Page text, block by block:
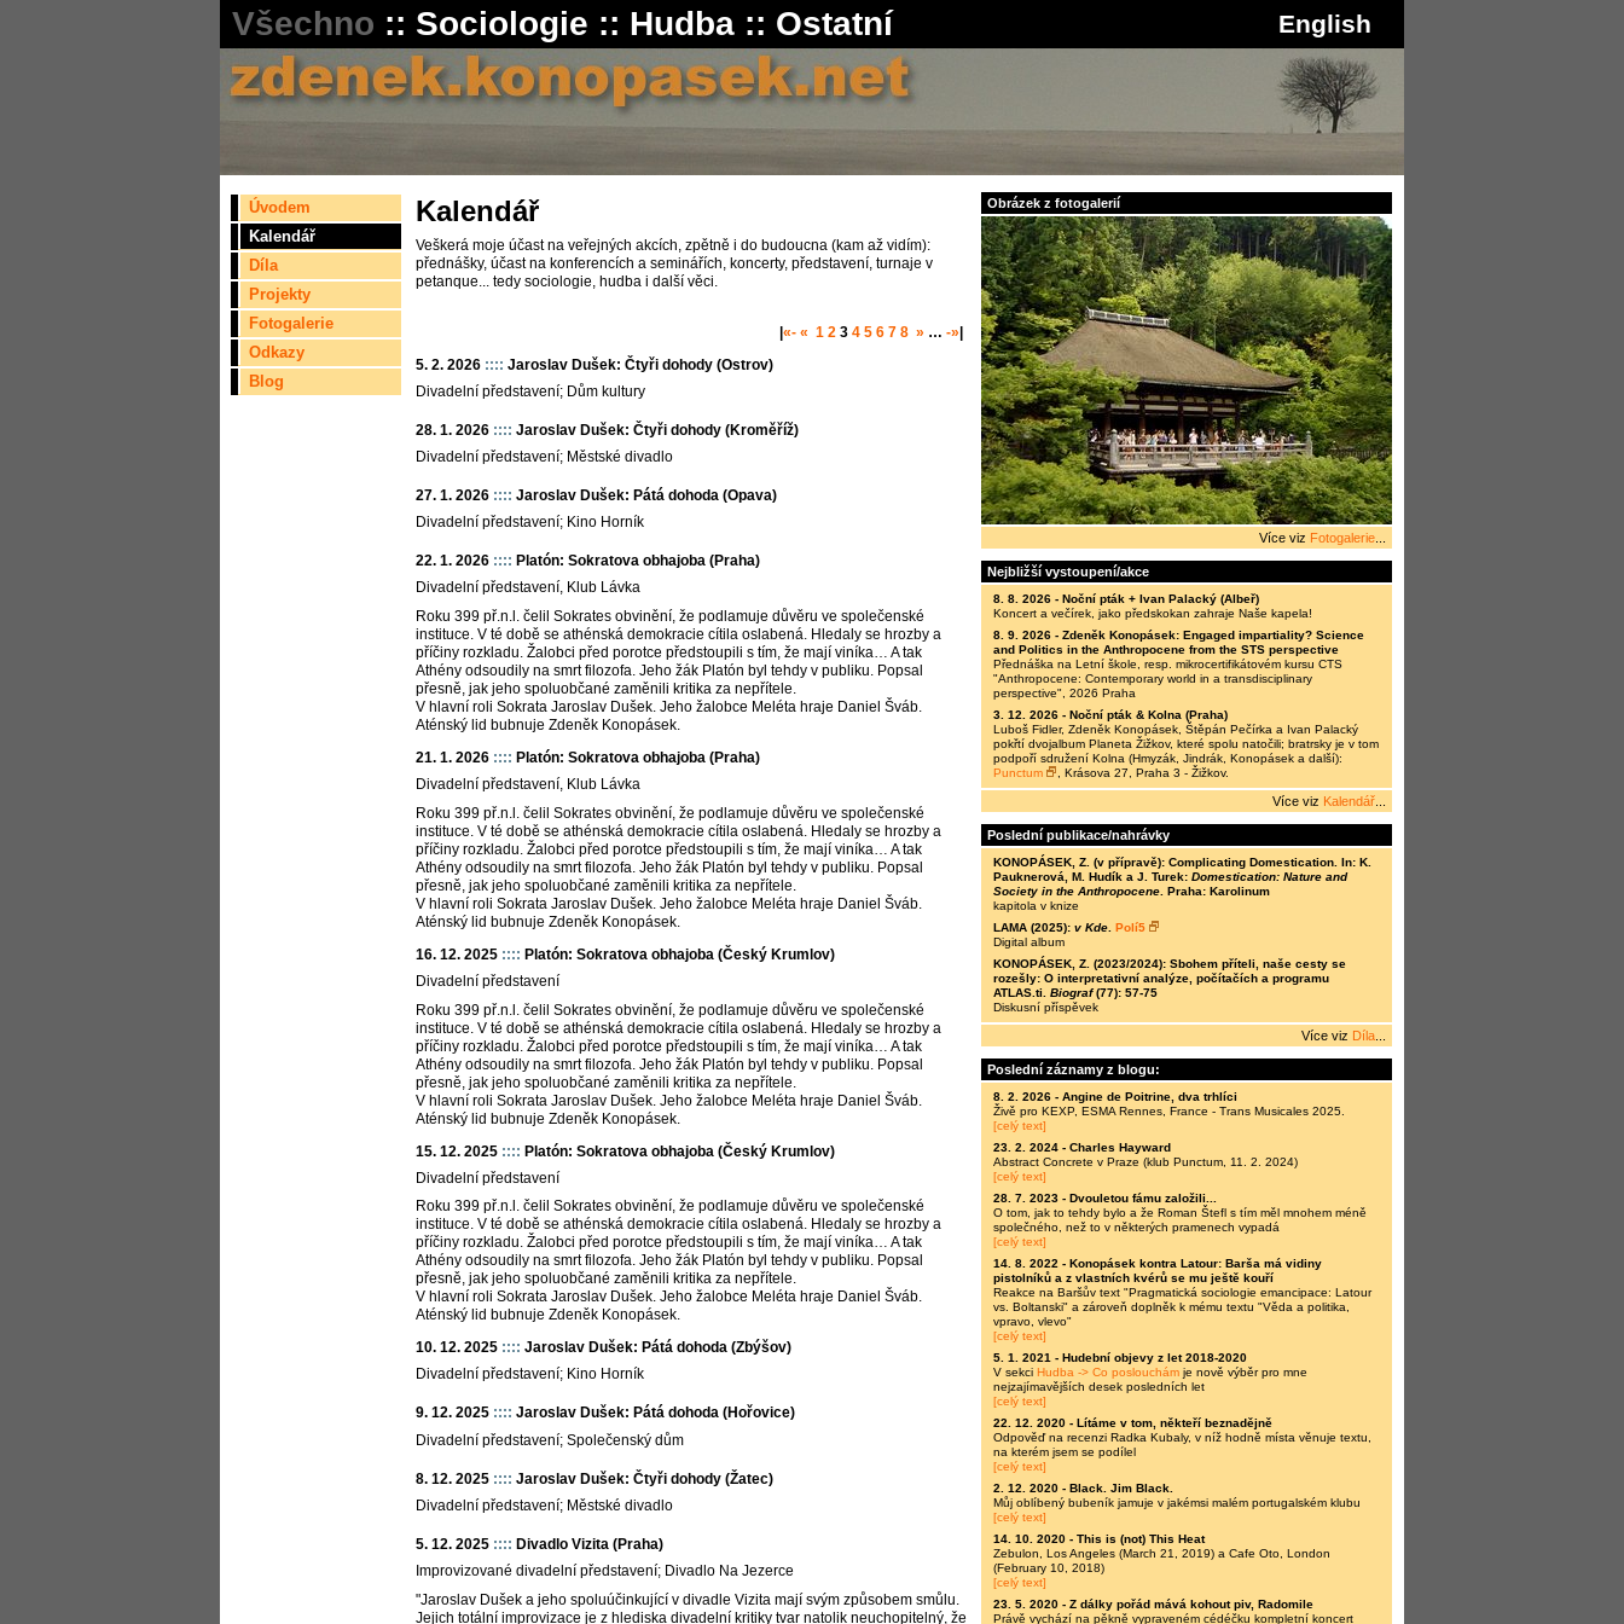
English
Všechno :: Sociologie :: Hudba :: Ostatní
Úvodem
Kalendář
Díla
Projekty
Fotogalerie
Odkazy
Blog
Kalendář
Veškerá moje účast na veřejných akcích, zpětně i do budoucna (kam až vidím):
přednášky, účast na konferencích a seminářích, koncerty, představení, turnaje v
petanque... tedy sociologie, hudba i další věci.
|«- « 1 2 3 4 5 6 7 8 » … -»|
5. 2. 2026 :::: Jaroslav Dušek: Čtyři dohody (Ostrov)
Divadelní představení; Dům kultury
28. 1. 2026 :::: Jaroslav Dušek: Čtyři dohody (Kroměříž)
Divadelní představení; Městské divadlo
27. 1. 2026 :::: Jaroslav Dušek: Pátá dohoda (Opava)
Divadelní představení; Kino Horník
22. 1. 2026 :::: Platón: Sokratova obhajoba (Praha)
Divadelní představení, Klub Lávka
Roku 399 př.n.l. čelil Sokrates obvinění, že podlamuje důvěru ve společenské
instituce. V té době se athénská demokracie cítila oslabená. Hledaly se hrozby a
příčiny rozkladu. Žalobci před porotce předstoupili s tím, že mají viníka… A tak
Athény odsoudily na smrt filozofa. Jeho žák Platón byl tehdy v publiku. Popsal
přesně, jak jeho spoluobčané zaměnili kritika za nepřítele.
V hlavní roli Sokrata Jaroslav Dušek. Jeho žalobce Meléta hraje Daniel Šváb.
Aténský lid bubnuje Zdeněk Konopásek.
21. 1. 2026 :::: Platón: Sokratova obhajoba (Praha)
Divadelní představení, Klub Lávka
Roku 399 př.n.l. čelil Sokrates obvinění, že podlamuje důvěru ve společenské
instituce. V té době se athénská demokracie cítila oslabená. Hledaly se hrozby a
příčiny rozkladu. Žalobci před porotce předstoupili s tím, že mají viníka… A tak
Athény odsoudily na smrt filozofa. Jeho žák Platón byl tehdy v publiku. Popsal
přesně, jak jeho spoluobčané zaměnili kritika za nepřítele.
V hlavní roli Sokrata Jaroslav Dušek. Jeho žalobce Meléta hraje Daniel Šváb.
Aténský lid bubnuje Zdeněk Konopásek.
16. 12. 2025 :::: Platón: Sokratova obhajoba (Český Krumlov)
Divadelní představení
Roku 399 př.n.l. čelil Sokrates obvinění, že podlamuje důvěru ve společenské
instituce. V té době se athénská demokracie cítila oslabená. Hledaly se hrozby a
příčiny rozkladu. Žalobci před porotce předstoupili s tím, že mají viníka… A tak
Athény odsoudily na smrt filozofa. Jeho žák Platón byl tehdy v publiku. Popsal
přesně, jak jeho spoluobčané zaměnili kritika za nepřítele.
V hlavní roli Sokrata Jaroslav Dušek. Jeho žalobce Meléta hraje Daniel Šváb.
Aténský lid bubnuje Zdeněk Konopásek.
15. 12. 2025 :::: Platón: Sokratova obhajoba (Český Krumlov)
Divadelní představení
Roku 399 př.n.l. čelil Sokrates obvinění, že podlamuje důvěru ve společenské
instituce. V té době se athénská demokracie cítila oslabená. Hledaly se hrozby a
příčiny rozkladu. Žalobci před porotce předstoupili s tím, že mají viníka… A tak
Athény odsoudily na smrt filozofa. Jeho žák Platón byl tehdy v publiku. Popsal
přesně, jak jeho spoluobčané zaměnili kritika za nepřítele.
V hlavní roli Sokrata Jaroslav Dušek. Jeho žalobce Meléta hraje Daniel Šváb.
Aténský lid bubnuje Zdeněk Konopásek.
10. 12. 2025 :::: Jaroslav Dušek: Pátá dohoda (Zbýšov)
Divadelní představení; Kino Horník
9. 12. 2025 :::: Jaroslav Dušek: Pátá dohoda (Hořovice)
Divadelní představení; Společenský dům
8. 12. 2025 :::: Jaroslav Dušek: Čtyři dohody (Žatec)
Divadelní představení; Městské divadlo
5. 12. 2025 :::: Divadlo Vizita (Praha)
Improvizované divadelní představení; Divadlo Na Jezerce
"Jaroslav Dušek a jeho spoluúčinkující v divadle Vizita mají svým způsobem smůlu.
Jejich totální improvizace je z hlediska divadelní kritiky tvar natolik neuchopitelný, že
Obrázek z fotogalerií
Více viz Fotogalerie
Nejbližší vystoupení/akce
8. 8. 2026 - Noční pták + Ivan Palacký (Albeř)
Koncert a večírek, jako předskokan zahraje Naše kapela!
8. 9. 2026 - Zdeněk Konopásek: Engaged impartiality? Science
and Politics in the Anthropocene from the STS perspective
Přednáška na Letní škole, resp. mikrocertifikátovém kursu CTS
"Anthropocene: Contemporary world in a transdisciplinary
perspective", 2026 Praha
3. 12. 2026 - Noční pták & Kolna (Praha)
Luboš Fidler, Zdeněk Konopásek, Štěpán Pečírka a Ivan Palacký
pokřtí dvojalbum Planeta Žižkov, které spolu natočili; bratrsky je v tom
podpoří sdružení Kolna (Hmyzák, Jindrák, Konopásek a další):
Punctum
, Krásova 27, Praha 3 - Žižkov.
Více viz Kalendář
Poslední publikace/nahrávky
KONOPÁSEK, Z. (v přípravě): Complicating Domestication. In: K.
Pauknerová, M. Hudík a J. Turek: Domestication: Nature and
Society in the Anthropocene . Praha: Karolinum
kapitola v knize
LAMA (2025): v Kde Polí5
Digital album
KONOPÁSEK, Z. (2023/2024): Sbohem příteli, naše cesty se
rozešly: O interpretativní analýze, počítačích a programu
ATLAS.ti. Biograf(77): 57-75
Diskusní příspěvek
Více viz Díla
Poslední záznamy z blogu:
8. 2. 2026 - Angine de Poitrine, dva trhlíci
Živě pro KEXP, ESMA Rennes, France - Trans Musicales 2025.
[celý text]
23. 2. 2024 - Charles Hayward
Abstract Concrete v Praze (klub Punctum, 11. 2. 2024)
[celý text]
28. 7. 2023 - Dvouletou fámu založili...
O tom, jak to tehdy bylo a že Roman Štefl s tím měl mnohem méně
společného, než to v některých pramenech vypadá
[celý text]
14. 8. 2022 - Konopásek kontra Latour: Barša má vidiny
pistolníků a z vlastních kvérů se mu ještě kouří
Reakce na Baršův text "Pragmatická sociologie emancipace: Latour
vs. Boltanski" a zároveň doplněk k mému textu "Věda a politika,
vpravo, vlevo"
[celý text]
5. 1. 2021 - Hudební objevy z let 2018-2020
V sekci Hudba -> Co poslouchám je nově výběr pro mne
nejzajímavějších desek posledních let
[celý text]
22. 12. 2020 - Lítáme v tom, někteří beznadějně
Odpověď na recenzi Radka Kubaly, v níž hodně místa věnuje textu,
na kterém jsem se podílel
[celý text]
2. 12. 2020 - Black. Jim Black.
Můj oblíbený bubeník jamuje v jakémsi malém portugalském klubu
[celý text]
14. 10. 2020 - This is (not) This Heat
Zebulon, Los Angeles (March 21, 2019) a Cafe Oto, London
(February 10, 2018)
[celý text]
23. 5. 2020 - Z dálky pořád mává kohout piv, Radomile
Právě vychází na pěkně vypraveném cédéčku kompletní koncert